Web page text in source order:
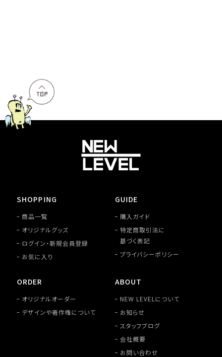
SHOPPING
商品一覧
オリジナルグッズ
ログイン・新規会員登録
お気に入り
GUIDE
購入ガイド
特定商取引法に
基づく表記
プライバシーポリシー
ORDER
オリジナルオーダー
デザインや著作権について
ABOUT
NEW LEVELについて
お知らせ
スタッフブログ
会社概要
お問い合わせ